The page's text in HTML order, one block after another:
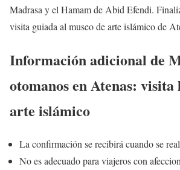
Madrasa y el Hamam de Abid Efendi.
visita guiada al museo de arte islámico de
Información adicional de
otomanos en Atenas:
arte islámico
La confirmación se recibirá cuando se
No es adecuado para viajeros con